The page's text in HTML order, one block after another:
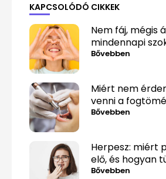
KAPCSOLÓDÓ CIKKEK
Nem fáj, mégis
mindennapi
amelyek
Bővebben
Miért nem
venni a
Bővebben
Herpesz: miért
elő, és hogyan
minél
Bővebben